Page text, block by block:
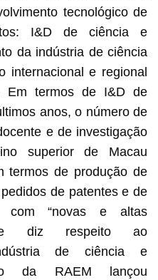
tecnológico de
I&D de ciência e
da indústria de ciência
internacional e regional
Em termos de I&D de
anos, o número de
e de investigação
superior de Macau
termos de produção de
de patentes e de
com “novas e altas
diz respeito ao
de ciência e
da RAEM lançou